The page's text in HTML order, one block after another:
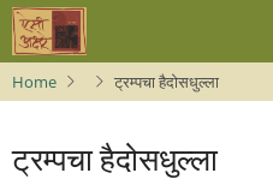
Skip
main
content
Home ट्रम्पचा हैदोसधुल्ला
ट्रम्पचा हैदोसधुल्ला